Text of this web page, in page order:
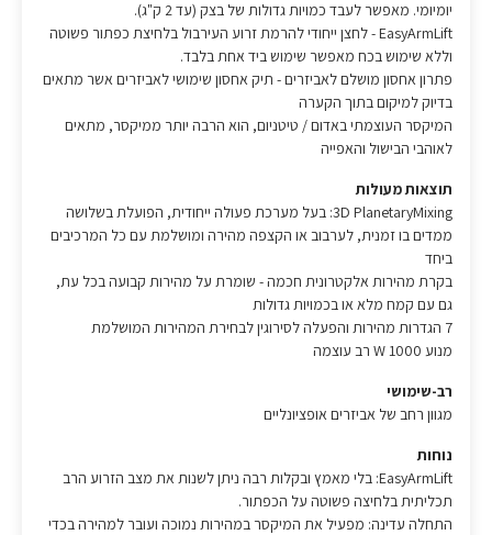
יומיומי. מאפשר לעבד כמויות גדולות של בצק (עד 2 ק"ג).
EasyArmLift - לחצן ייחודי להרמת זרוע העירבול בלחיצת כפתור פשוטה
וללא שימוש בכח מאפשר שימוש ביד אחת בלבד.
פתרון אחסון מושלם לאביזרים - תיק אחסון שימושי לאביזרים אשר מתאים
בדיוק למיקום בתוך הקערה
המיקסר העוצמתי באדום / טיטניום, הוא הרבה יותר ממיקסר, מתאים
לאוהבי הבישול והאפייה
תוצאות מעולות
3D PlanetaryMixing: בעל מערכת פעולה ייחודית, הפועלת בשלושה
ממדים בו זמנית, לערבוב או הקצפה מהירה ומושלמת עם כל המרכיבים
ביחד
בקרת מהירות אלקטרונית חכמה - שומרת על מהירות קבועה בכל עת,
גם עם קמח מלא או בכמויות גדולות
מנוע 1000 W רב עוצמה
רב-שימושי
מגוון רחב של אביזרים אופציונליים
נוחות
EasyArmLift: בלי מאמץ ובקלות רבה ניתן לשנות את מצב הזרוע הרב
תכליתית בלחיצה פשוטה על הכפתור.
התחלה עדינה: מפעיל את המיקסר במהירות נמוכה ועובר למהירה בכדי